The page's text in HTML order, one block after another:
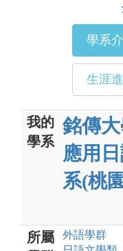
學系
生涯
我的
學系
銘傳
應用
系(桃
所屬
外語學群